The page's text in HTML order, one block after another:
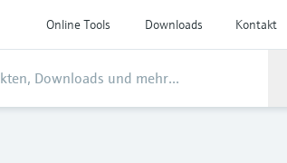
Online Tools Downloads Kontakt